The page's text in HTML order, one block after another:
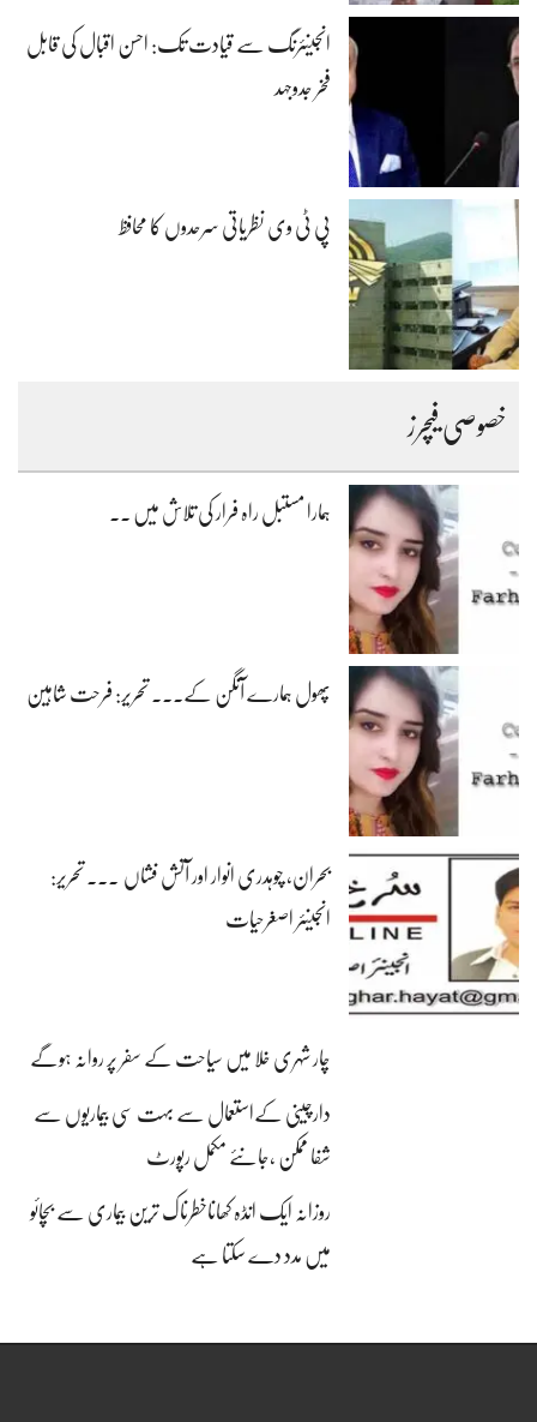
انجینئرنگ سے قیادت تک: احسن اقبال کی قابل
فخر جدوجہد
پی ٹی وی نظریاتی سرحدوں کا محافظ
خصوصی فیچرز
ہمارا مستبل راہ فرار کی تلاش میں ۔۔
پھول ہمارے آنگن کے۔۔۔ تحریر: فرحت شاہین
بحران، چوہدری انوار اور آتش فشاں ۔۔۔ تحریر:
انجینئر اصغرحیات
چار شہری خلا میں سیاحت کے سفر پر روانہ ہوگے
دارچینی کےاستعمال سے بہت سی بیماریوں سے
شفا ممکن ،جانئے مکمل رپورٹ
روزانہ ایک انڈہ کھاناخطرناک ترین بیماری سے بچائو
میں مدد دے سکتا ہے